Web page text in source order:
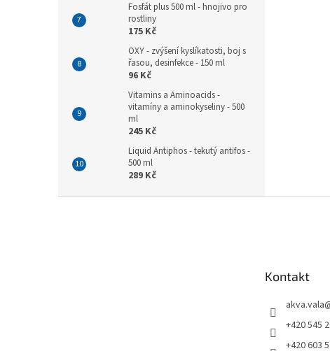
Fosfát plus 500 ml - hnojivo pro
rostliny
175 Kč
OXY - zvýšení kyslíkatosti, boj s
řasou, desinfekce - 150 ml
96 Kč
Vitamins a Aminoacids -
vitamíny a aminokyseliny - 500
ml
245 Kč
Liquid Antiphos - tekutý antifos -
500 ml
289 Kč
Kontakt
akva.vala
+420 545
+420 603